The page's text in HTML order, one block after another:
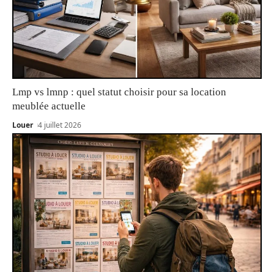
Lmp vs lmnp : quel statut choisir pour sa location
meublée actuelle
Louer 4 juillet 2026